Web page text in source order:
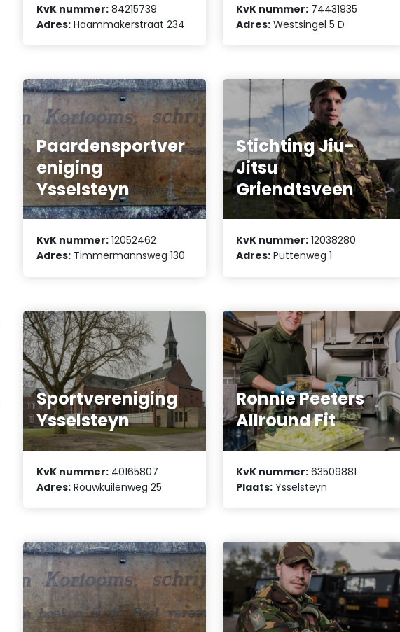
KvK nummer: 84215739
Adres: Haammakerstraat 234
KvK nummer: 74431935
Adres: Westsingel 5 D
Paardensportver
eniging
Ysselsteyn
KvK nummer: 12052462
Adres: Timmermannsweg 130
Stichting Jiu-
Jitsu
Griendtsveen
KvK nummer: 12038280
Adres: Puttenweg 1
Sportvereniging
Ysselsteyn
KvK nummer: 40165807
Adres: Rouwkuilenweg 25
Ronnie Peeters
Allround Fit
KvK nummer: 63509881
Plaats: Ysselsteyn